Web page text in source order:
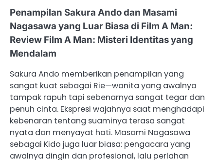
Penampilan Sakura Ando dan Masami
Nagasawa yang Luar Biasa di Film A Man:
Review Film A Man: Misteri Identitas yang
Mendalam
Sakura Ando memberikan penampilan yang
sangat kuat sebagai Rie—wanita yang awalnya
tampak rapuh tapi sebenarnya sangat tegar dan
penuh cinta. Ekspresi wajahnya saat menghadapi
kebenaran tentang suaminya terasa sangat
nyata dan menyayat hati. Masami Nagasawa
sebagai Kido juga luar biasa: pengacara yang
awalnya dingin dan profesional, lalu perlahan